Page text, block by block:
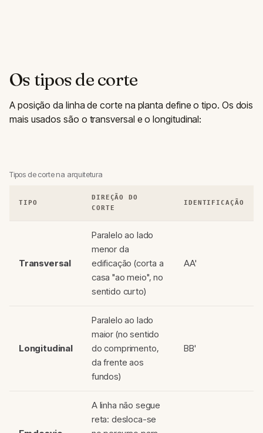
Os tipos de corte
A posição da linha de corte na planta define o tipo. Os dois
mais usados são o transversal e o longitudinal:
Tipos de corte na arquitetura
TIPO
DIREÇÃO DO
CORTE
IDENTIFICAÇÃO
Transversal
Paralelo ao lado
menor da
edificação (corta a
casa "ao meio", no
sentido curto)
AA'
Longitudinal
Paralelo ao lado
maior (no sentido
do comprimento,
da frente aos
fundos)
BB'
A linha não segue
reta: desloca-se